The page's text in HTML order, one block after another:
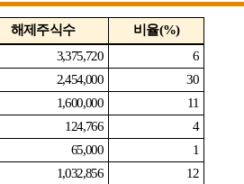
해제주식수 비율(%)
3,375,720
6
2,454,000
30
1,600,000
11
124,766
4
65,000
1
1,032,856
12